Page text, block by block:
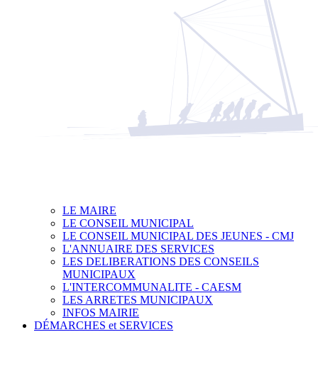
LE MAIRE
LE CONSEIL MUNICIPAL
LE CONSEIL MUNICIPAL DES JEUNES - CMJ
L'ANNUAIRE DES SERVICES
LES DELIBERATIONS DES CONSEILS
MUNICIPAUX
L'INTERCOMMUNALITE - CAESM
LES ARRETES MUNICIPAUX
INFOS MAIRIE
DÉMARCHES et SERVICES